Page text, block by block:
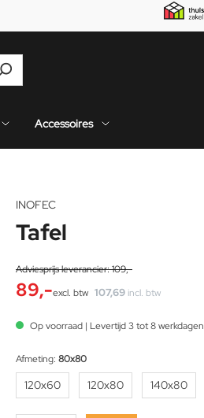
Accessoires
INOFEC
Tafel
Adviesprijs leverancier: 109,-
89,- 107,69 incl. btw
excl. btw
Op voorraad | Levertijd 3 tot 8 werkdagen
Afmeting: 80x80
120x60 120x80 140x80